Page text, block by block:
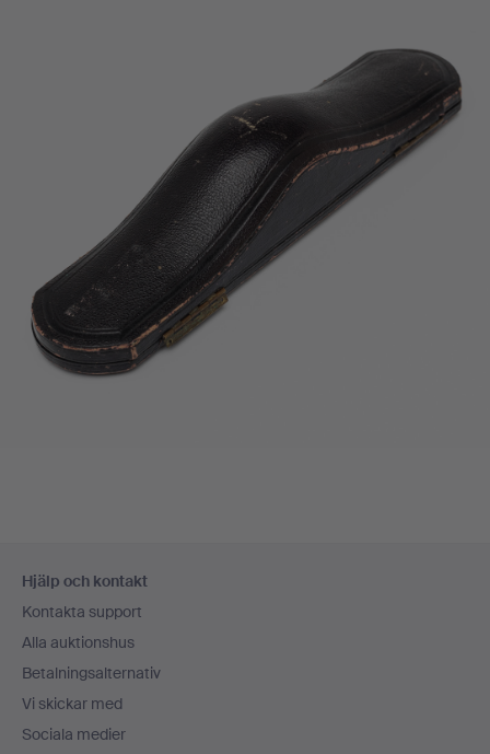
Hjälp och kontakt
Kontakta support
Alla auktionshus
Betalningsalternativ
Vi skickar med
Sociala medier